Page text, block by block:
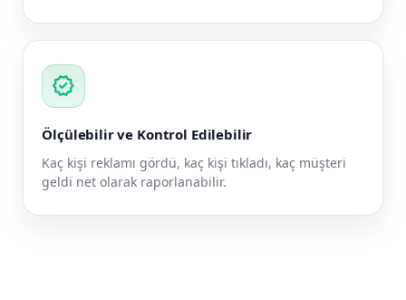
verified
Ölçülebilir ve Kontrol Edilebilir
Kaç kişi reklamı gördü, kaç kişi tıkladı, kaç müşteri
geldi net olarak raporlanabilir.